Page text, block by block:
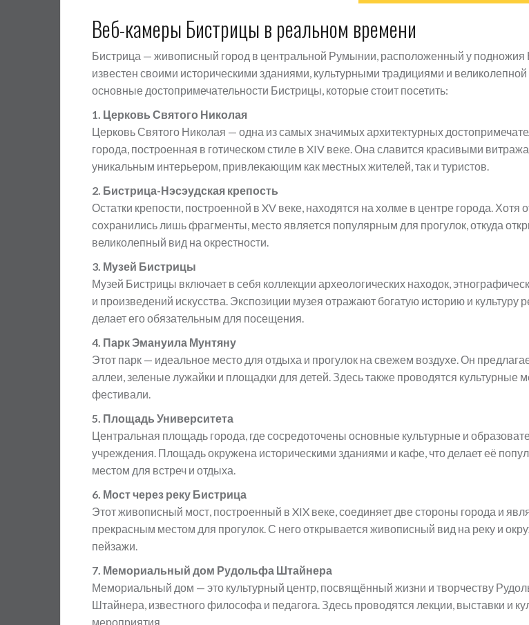
Веб-камеры Бистрицы в реальном времени
Бистрица — живописный город в центральной Румынии, расположенный у подножия
известен своими историческими зданиями, культурными традициями и
основные достопримечательности Бистрицы, которые стоит посетить:
1. Церковь Святого Николая
Церковь Святого Николая — одна из самых значимых архитектурных
города, построенная в готическом стиле в XIV веке. Она славится красивыми
уникальным интерьером, привлекающим как местных жителей, так и туристов.
2. Бистрица-Нэсэудская крепость
Остатки крепости, построенной в XV веке, находятся на холме в центре города. Хотя
сохранились лишь фрагменты, место является популярным для прогулок, откуда
великолепный вид на окрестности.
3. Музей Бистрицы
Музей Бистрицы включает в себя коллекции археологических находок,
и произведений искусства. Экспозиции музея отражают богатую историю и культуру
делает его обязательным для посещения.
4. Парк Эмануила Мунтяну
Этот парк — идеальное место для отдыха и прогулок на свежем воздухе. Он
аллеи, зеленые лужайки и площадки для детей. Здесь также проводятся культурные
фестивали.
5. Площадь Университета
Центральная площадь города, где сосредоточены основные культурные и
учреждения. Площадь окружена историческими зданиями и кафе, что делает её
местом для встреч и отдыха.
6. Мост через реку Бистрица
Этот живописный мост, построенный в XIX веке, соединяет две стороны города и
прекрасным местом для прогулок. С него открывается живописный вид на реку и
пейзажи.
7. Мемориальный дом Рудольфа Штайнера
Мемориальный дом — это культурный центр, посвящённый жизни и творчеству
Штайнера, известного философа и педагога. Здесь проводятся лекции, выставки и
мероприятия.